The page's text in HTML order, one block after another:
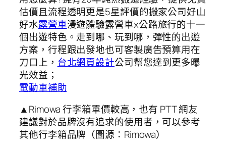
估價且流程透明更是5星評價的搬家公司好山
好水露營車漫遊體驗露營車x公路旅行的十一
個出遊特色。走到哪、玩到哪，彈性的出遊
方案，行程跟出發地也可客製廣告預算用在
刀口上， 台北網頁設計公司幫您達到更多曝
光效益；
電動車補助
▲Rimowa 行李箱單價較高，也有 PTT 網友
建議對於品牌沒有追求的使用者，可以參考
其他行李箱品牌（圖源：Rimowa）